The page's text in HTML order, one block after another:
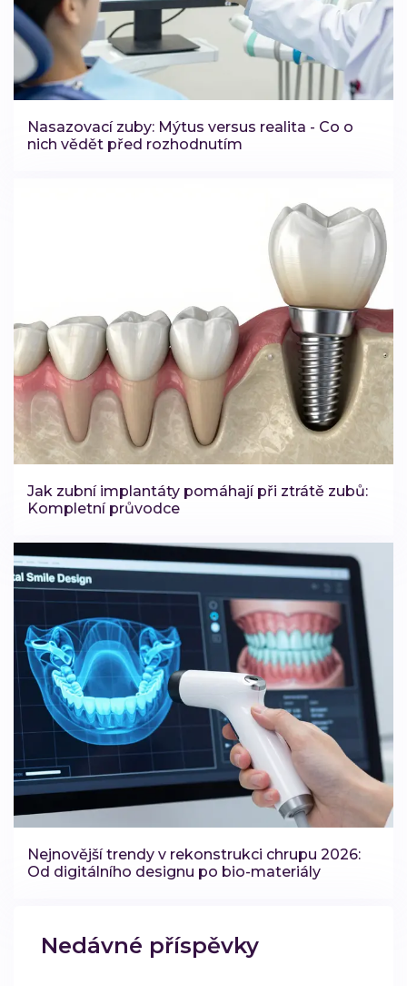
Nasazovací zuby: Mýtus versus realita - Co o
nich vědět před rozhodnutím
Jak zubní implantáty pomáhají při ztrátě zubů:
Kompletní průvodce
Nejnovější trendy v rekonstrukci chrupu 2026:
Od digitálního designu po bio-materiály
Nedávné příspěvky